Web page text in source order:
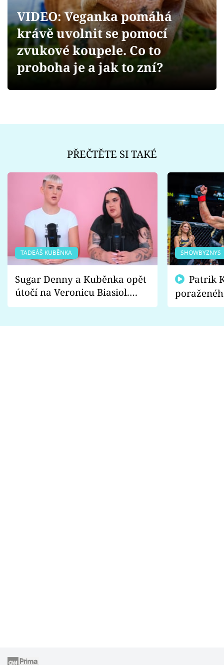
Videa
Sledujte prima+
VIDEO: Veganka pomáhá
krávě uvolnit se pomocí
zvukové koupele. Co to
proboha je a jak to zní?
PŘEČTĚTE SI TAKÉ
TADEÁŠ KUBĚNKA
Sugar Denny a Kuběnka opět
útočí na Veronicu Biasiol.
Proč je podle nich falešná a
SHOWBYZNYS
fanoušci